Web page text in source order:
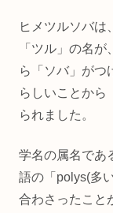
ヒメツルソバは
「ツル」の名
ら「ソバ」がつ
らしいことから
られました。
学名の属名であ
語の「polys(多
合わさったこと